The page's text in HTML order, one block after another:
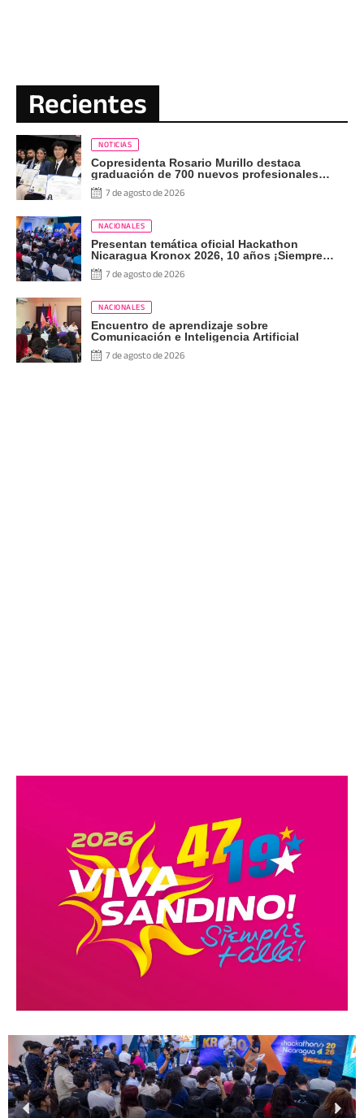
Recientes
NOTICIAS
Copresidenta Rosario Murillo destaca
graduación de 700 nuevos profesionales
Pueblo Presidente
7 de agosto de 2026
NACIONALES
Presentan temática oficial Hackathon
Nicaragua Kronox 2026, 10 años ¡Siempre
Más Allá!
7 de agosto de 2026
NACIONALES
Encuentro de aprendizaje sobre
Comunicación e Inteligencia Artificial
7 de agosto de 2026